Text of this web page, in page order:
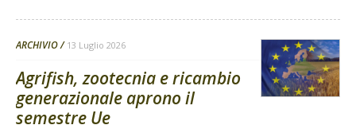
ARCHIVIO 13 Luglio 2026
Agrifish, zootecnia e ricambio
generazionale aprono il
semestre Ue